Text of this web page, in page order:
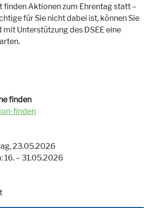
finden Aktionen zum Ehrentag statt –
für Sie nicht dabei ist, können Sie
mit Unterstützung des DSEE eine
finden
finden
23.05.2026
– 31.05.2026